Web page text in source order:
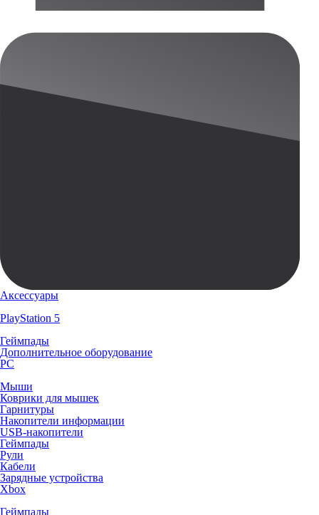
Аксессуары
PlayStation 5
Геймпады
Дополнительное оборудование
PC
Мыши
Коврики для мышек
Гарнитуры
Накопители информации
USB-накопители
Геймпады
Рули
Кабели
Зарядные устройства
Xbox
Геймпады